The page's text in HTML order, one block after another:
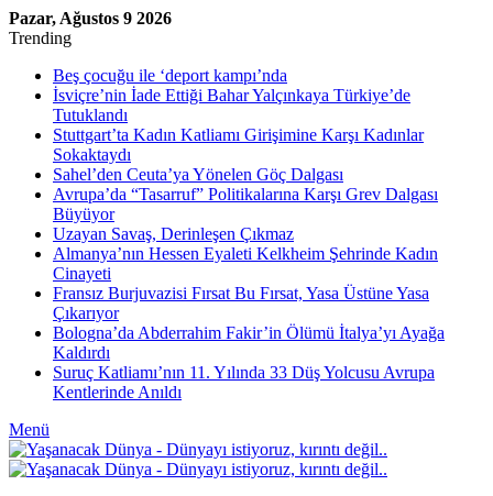
Pazar, Ağustos 9 2026
Trending
Beş çocuğu ile ‘deport kampı’nda
İsviçre’nin İade Ettiği Bahar Yalçınkaya Türkiye’de
Tutuklandı
Stuttgart’ta Kadın Katliamı Girişimine Karşı Kadınlar
Sokaktaydı
Sahel’den Ceuta’ya Yönelen Göç Dalgası
Avrupa’da “Tasarruf” Politikalarına Karşı Grev Dalgası
Büyüyor
Uzayan Savaş, Derinleşen Çıkmaz
Almanya’nın Hessen Eyaleti Kelkheim Şehrinde Kadın
Cinayeti
Fransız Burjuvazisi Fırsat Bu Fırsat, Yasa Üstüne Yasa
Çıkarıyor
Bologna’da Abderrahim Fakir’in Ölümü İtalya’yı Ayağa
Kaldırdı
Suruç Katliamı’nın 11. Yılında 33 Düş Yolcusu Avrupa
Kentlerinde Anıldı
Menü